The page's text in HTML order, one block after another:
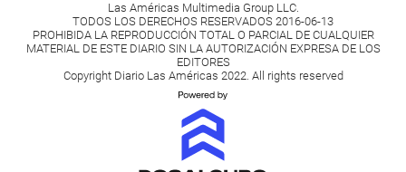
Las Américas Multimedia Group LLC.
TODOS LOS DERECHOS RESERVADOS 2016-06-13
PROHIBIDA LA REPRODUCCIÓN TOTAL O PARCIAL DE CUALQUIER
MATERIAL DE ESTE DIARIO SIN LA AUTORIZACIÓN EXPRESA DE LOS
EDITORES
Copyright Diario Las Américas 2022. All rights reserved